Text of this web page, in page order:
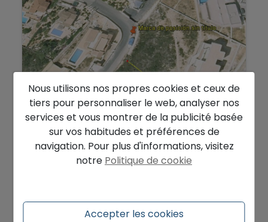
240.000 €
Bon terrain à vendre à construire à
Moraira Portet...
Teulada - Urbanizaciones Ref. HHMC7-19EBI2K
Nous utilisons nos propres cookies et ceux de
tiers pour personnaliser le web, analyser nos
services et vous montrer de la publicité basée
sur vos habitudes et préférences de
navigation. Pour plus d'informations, visitez
notre Politique de cookie
Accepter les cookies